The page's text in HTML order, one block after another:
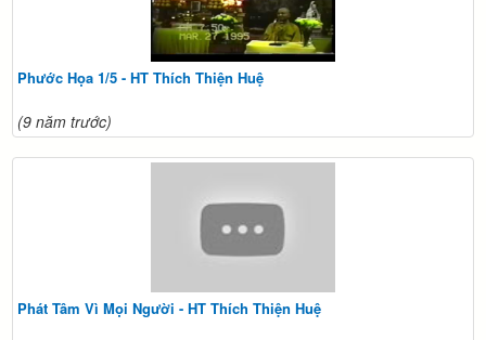
Phước Họa 1/5 - HT Thích Thiện Huệ
(9 năm trước)
Phát Tâm Vì Mọi Người - HT Thích Thiện Huệ